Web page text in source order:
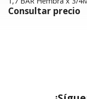
Consultar precio